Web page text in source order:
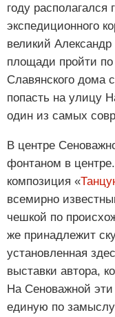
году располагался
экспедиционного
великий
площади пройти
Славянского дома
попасть на улицу
один из самых
В центре
фонтаном в
композиция «
всемирно
чешкой по
же принадлежит
установленная
выставки автора,
На Сеноважной
единую по